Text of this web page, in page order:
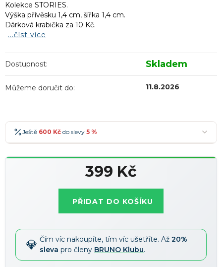
Kolekce STORIES.
Výška přívěsku 1,4 cm, šířka 1,4 cm.
Dárková krabička za 10 Kč.
...číst více
Dostupnost: Skladem
Můžeme doručit do: 11.8.2026
Ještě 600 Kč do slevy 5 %
399 Kč
PŘIDAT DO KOŠÍKU
Čím víc nakoupíte, tím víc ušetříte. Až 20%
sleva pro členy BRUNO Klubu.